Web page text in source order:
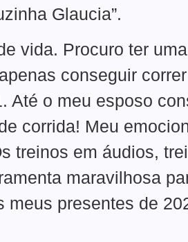
Glaucia”.
vida. Procuro ter
conseguir
Até o meu esposo
corrida! Meu
treinos em áudios,
maravilhosa
presentes de